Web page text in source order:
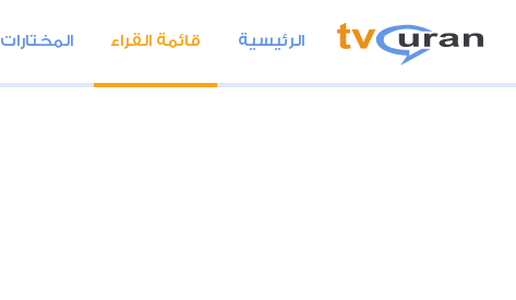
الرئيسية قائمة القراء المختارات